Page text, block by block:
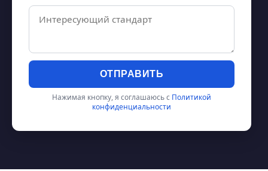
ОТПРАВИТЬ
Нажимая кнопку, я соглашаюсь с Политикой
конфиденциальности